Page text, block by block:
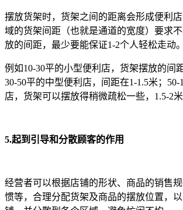
摆放货架时，货架之间的距离会形成便利
域的货架间距（也就是通道的宽度）要求
放的间距，最少要能保证1-2个人轻松走动。
例如10-30平的小型便利店，货架摆放的间
30-50平的中型便利店，间距在1-1.5米；50-
店，货架可以摆放得稍微疏松一些，1.5-2米
5.起到引导和分散顾客的作用
经营者可以根据店铺的形状、商品的销售
惯等，合理分配货架及商品的摆放位置，